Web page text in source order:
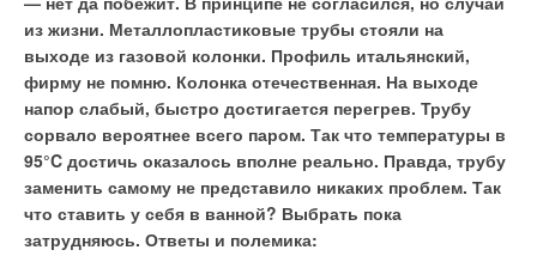
из жизни. Металлопластиковые трубы стояли на
выходе из газовой колонки. Профиль итальянский,
фирму не помню. Колонка отечественная. На выходе
напор слабый, быстро достигается перегрев. Трубу
сорвало вероятнее всего паром. Так что температуры в
95°C достичь оказалось вполне реально. Правда, трубу
заменить самому не представило никаких проблем. Так
что ставить у себя в ванной? Выбрать пока
затрудняюсь. Ответы и полемика:
черчение систем воздуховодов, тепло- и
холодоснабжения, водоснабжения, канализационных
систем;
черчение с расчетом системы и без него;
черчение с изоляцией и без нее;
переключение с традиционного 2D на 3D-режим;
Active2D делает чертеж легко читаемым с любой точки
обзора;
функция «Мастер маршрута» (Route Wizard) упрощает и
ускоряет процесс черчения;